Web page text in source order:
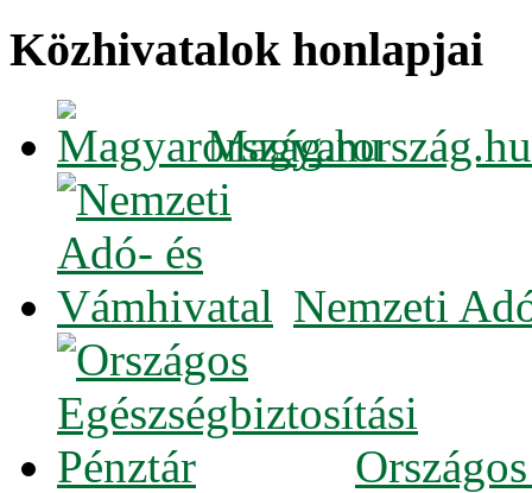
Közhivatalok honlapjai
Magyarország.hu
Nemzeti